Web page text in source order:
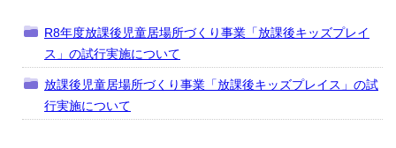
R8年度放課後児童居場所づくり事業「放課後キッズプレイ
ス」の試行実施について
放課後児童居場所づくり事業「放課後キッズプレイス」の試
行実施について